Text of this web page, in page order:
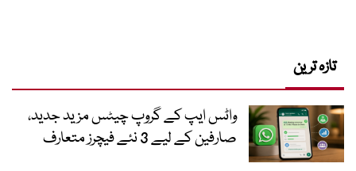
تازہ ترین
واٹس ایپ کے گروپ چیٹس مزید جدید،
صارفین کے لیے 3 نئے فیچرز متعارف